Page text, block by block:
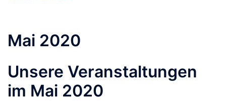
Mai 2020
Unsere Veranstaltungen
im Mai 2020